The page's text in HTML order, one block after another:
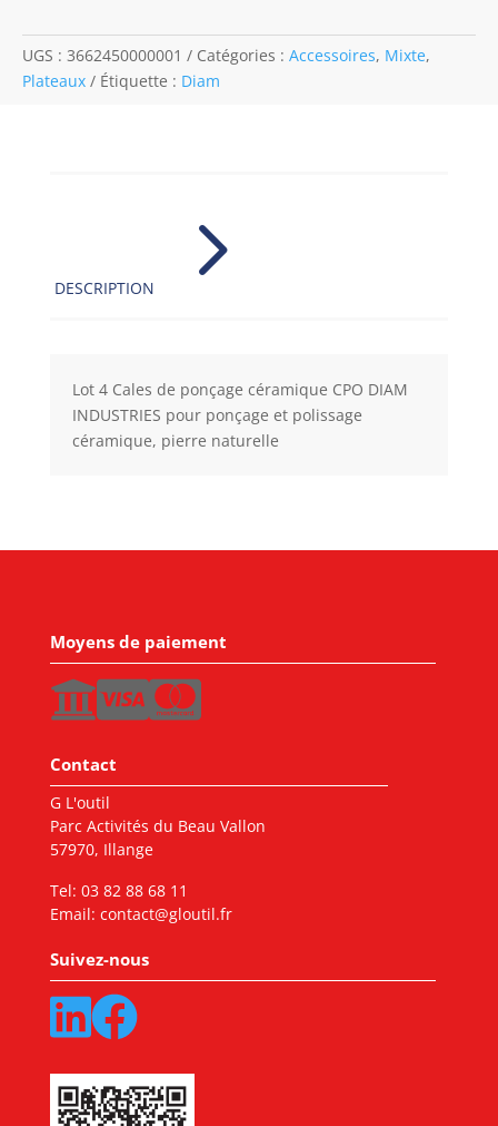
UGS : 3662450000001 Catégories : Accessoires, Mixte,
Plateaux
Étiquette : Diam
DESCRIPTION 5
Lot 4 Cales de ponçage céramique CPO DIAM
INDUSTRIES pour ponçage et polissage
céramique, pierre naturelle
Moyens de paiement
Contact
G L'outil
Parc Activités du Beau Vallon
57970, Illange
Tel: 03 82 88 68 11
Email: contact@gloutil.fr
Suivez-nous